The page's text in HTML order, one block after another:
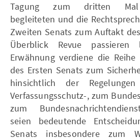
Tagung zum dritten Mal
begleiteten und die
Zweiten Senats zum Auftakt
Überblick Revue passieren
Erwähnung verdiene die
des Ersten Senats zum
hinsichtlich der
Verfassungsschutz-, zum
zum
seien bedeutende
Senats insbesondere zum